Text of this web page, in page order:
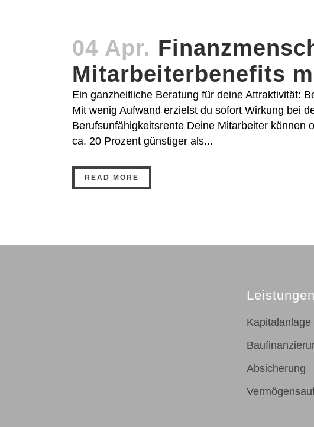
04 Apr.
Mitarbeiterbenefits
Ein ganzheitliche Beratung für deine Attraktivität:
Mit wenig Aufwand erzielst du sofort Wirkung bei
Berufsunfähigkeitsrente Deine Mitarbeiter können
ca. 20 Prozent günstiger als...
READ MORE
Leistungen
Kapitalanlage
Absicherung